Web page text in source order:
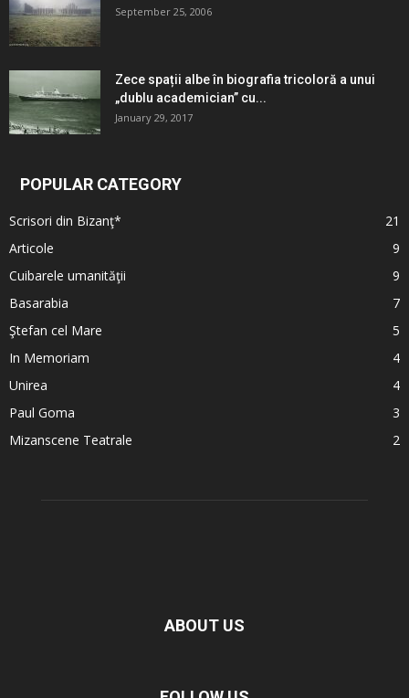
September 25, 2006
Zece spații albe în biografia tricoloră a unui
„dublu academician” cu...
January 29, 2017
POPULAR CATEGORY
Scrisori din Bizanţ*
21
Articole
9
Cuibarele umanităţii
9
Basarabia
7
Ştefan cel Mare
5
In Memoriam
4
Unirea
4
Paul Goma
3
Mizanscene Teatrale
2
ABOUT US